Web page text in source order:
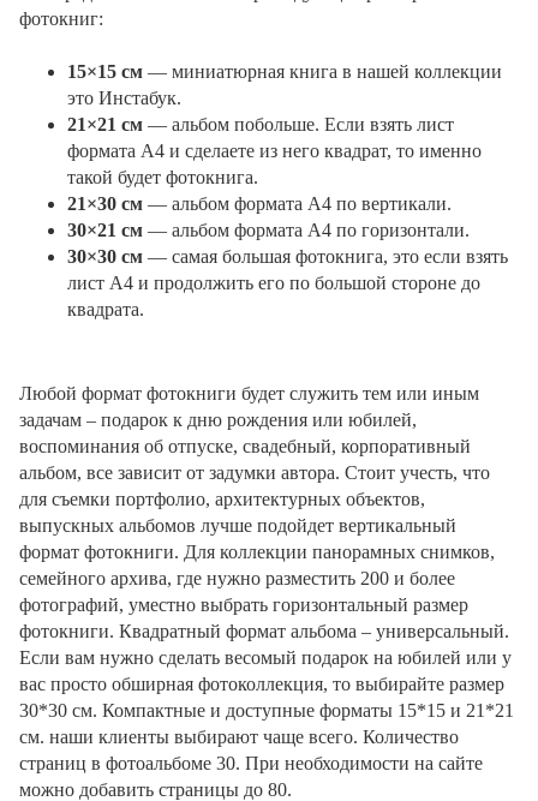
фотокниг:
15×15 см — миниатюрная книга в нашей коллекции
это Инстабук.
21×21 см — альбом побольше. Если взять лист
формата А4 и сделаете из него квадрат, то именно
такой будет фотокнига.
21×30 см — альбом формата А4 по вертикали.
30×21 см — альбом формата А4 по горизонтали.
30×30 см — самая большая фотокнига, это если взять
лист А4 и продолжить его по большой стороне до
квадрата.
Любой формат фотокниги будет служить тем или иным
задачам – подарок к дню рождения или юбилей,
воспоминания об отпуске, свадебный, корпоративный
альбом, все зависит от задумки автора. Стоит учесть, что
для съемки портфолио, архитектурных объектов,
выпускных альбомов лучше подойдет вертикальный
формат фотокниги. Для коллекции панорамных снимков,
семейного архива, где нужно разместить 200 и более
фотографий, уместно выбрать горизонтальный размер
фотокниги. Квадратный формат альбома – универсальный.
Если вам нужно сделать весомый подарок на юбилей или у
вас просто обширная фотоколлекция, то выбирайте размер
30*30 см. Компактные и доступные форматы 15*15 и 21*21
см. наши клиенты выбирают чаще всего. Количество
страниц в фотоальбоме 30. При необходимости на сайте
можно добавить страницы до 80.